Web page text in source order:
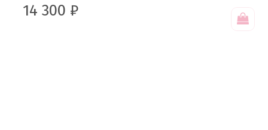
14 300 ₽